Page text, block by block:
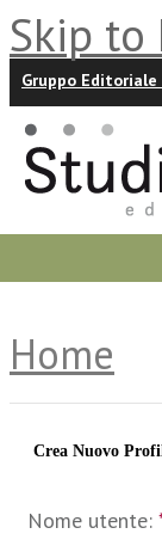
Skip to
Gruppo
Home
Crea Nuovo
Nome utente: